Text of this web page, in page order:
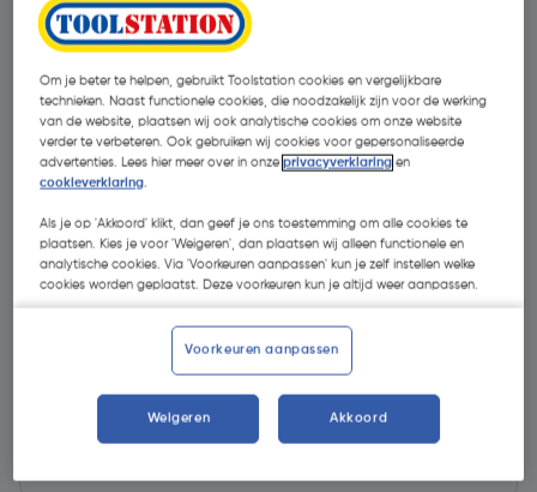
| Excl. btw € 5,07 € 0,12/m
Kies productvariant(1)
Om je beter te helpen, gebruikt Toolstation cookies en vergelijkbare
technieken. Naast functionele cookies, die noodzakelijk zijn voor de werking
van de website, plaatsen wij ook analytische cookies om onze website
verder te verbeteren. Ook gebruiken wij cookies voor gepersonaliseerde
advertenties. Lees hier meer over in onzeprivacyverklaring en
cookieverklaring.
Als je op 'Akkoord' klikt, dan geef je ons toestemming om alle cookies te
plaatsen. Kies je voor 'Weigeren', dan plaatsen wij alleen functionele en
analytische cookies. Via 'Voorkeuren aanpassen' kun je zelf instellen welke
cookies worden geplaatst. Deze voorkeuren kun je altijd weer aanpassen.
Voorkeuren aanpassen
Weigeren Akkoord